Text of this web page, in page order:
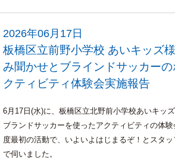
2026年06月17日
板橋区立前野小学校 あいキッズ
み聞かせとブラインドサッカー
クティビティ体験会実施報告
6月17日(水)に、板橋区立北野前小学校あいキッ
ブランドサッカーを使ったアクティビティの体
度最初の活動で、いよいよはじまるぞ！とスタ
で伺いました。